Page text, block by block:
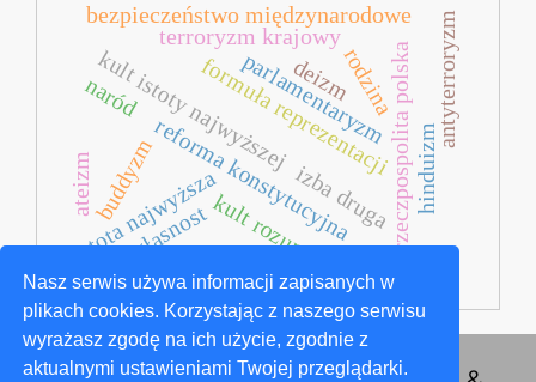
Nasz serwis używa informacji zapisanych w
plikach cookies. Korzystając z naszego serwisu
wyrażasz zgodę na ich użycie, zgodnie z
aktualnymi ustawieniami Twojej przeglądarki.
rodzina
reforma konstytucyjna
istota najwyższa
kult istoty najwyższej
kult rozumu ii rzeczpospolita polska
formuła reprezentacji
izba druga
parlamentaryzm
hinduizm
buddyzm
terroryzm krajowy antyterroryzm
bezpieczeństwo międzynarodowe
deizm
głasnost
ateizm
naród